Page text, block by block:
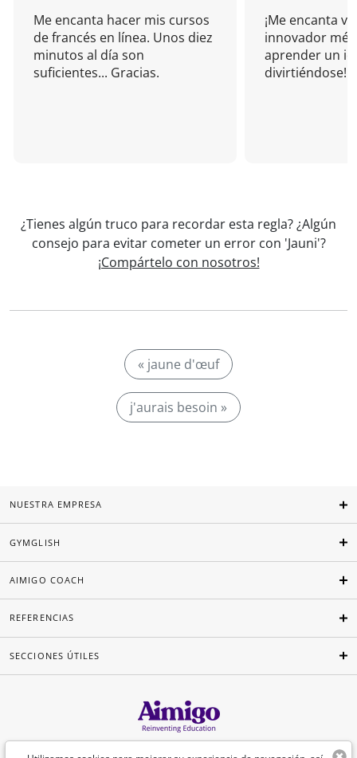
Me encanta hacer mis cursos
de francés en línea. Unos diez
minutos al día son
suficientes... Gracias.
¡Me encanta
innovador
aprender un
divirtiéndose!
¿Tienes algún truco para recordar esta regla? ¿Algún
consejo para evitar cometer un error con 'Jauni'?
¡Compártelo con nosotros!
« jaune d'œuf
j'aurais besoin »
NUESTRA EMPRESA
GYMGLISH
AIMIGO COACH
REFERENCIAS
SECCIONES ÚTILES